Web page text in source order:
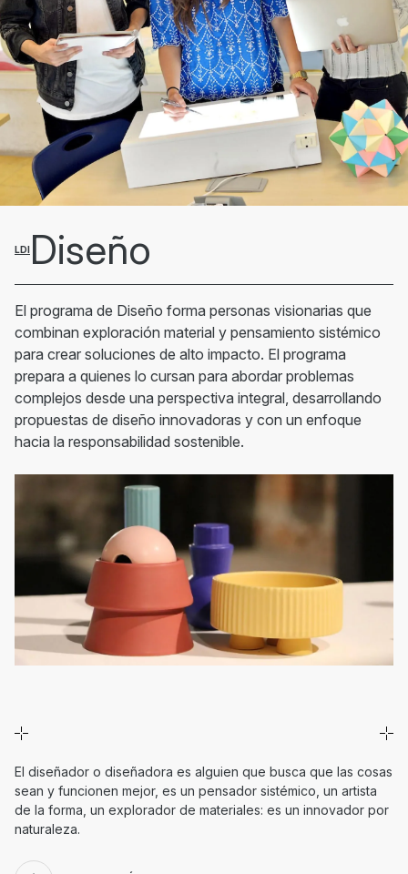
LDI Diseño
El programa de Diseño forma personas visionarias que
combinan exploración material y pensamiento sistémico
para crear soluciones de alto impacto. El programa
prepara a quienes lo cursan para abordar problemas
complejos desde una perspectiva integral, desarrollando
propuestas de diseño innovadoras y con un enfoque
hacia la responsabilidad sostenible.
El diseñador o diseñadora es alguien que busca que las cosas
sean y funcionen mejor, es un pensador sistémico, un artista
de la forma, un explorador de materiales: es un innovador por
naturaleza.